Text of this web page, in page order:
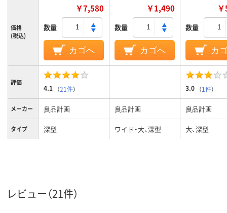
価格
(税込)
￥7,580
数量
カゴへ
￥1,490
数量
カゴへ
数量
カ
評価
4.1 （21件） 3.0 （1件）
メーカー 良品計画 良品計画 良品計画
タイプ 深型 ワイド・大、深型 大、深型
材質 ポリプロピレン
レビュー（21件）